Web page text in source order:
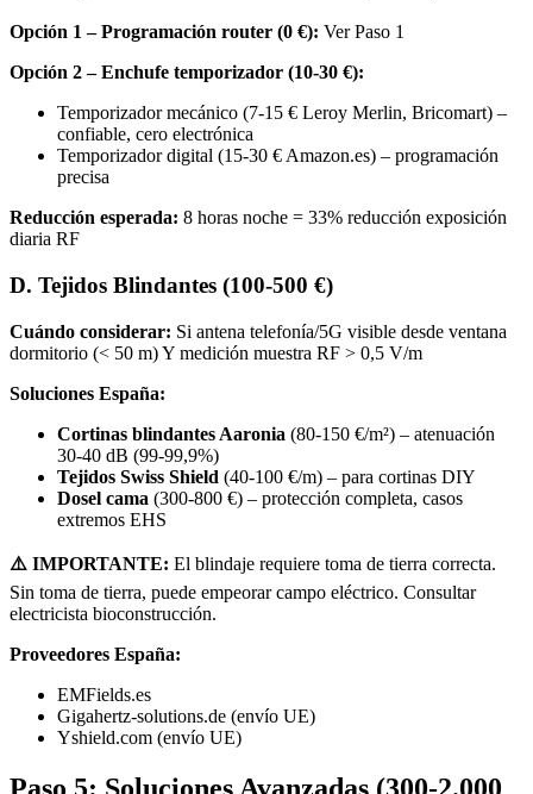
Opción 1 – Programación router (0 €): Ver Paso 1
Opción 2 – Enchufe temporizador (10-30 €):
Temporizador mecánico (7-15 € Leroy Merlin, Bricomart) –
confiable, cero electrónica
Temporizador digital (15-30 € Amazon.es) – programación
precisa
Reducción esperada: 8 horas noche = 33% reducción exposición
diaria RF
D. Tejidos Blindantes (100-500 €)
Cuándo considerar: Si antena telefonía/5G visible desde ventana
dormitorio (< 50 m) Y medición muestra RF > 0,5 V/m
Soluciones España:
Cortinas blindantes Aaronia (80-150 €/m²) – atenuación
30-40 dB (99-99,9%)
Tejidos Swiss Shield (40-100 €/m) – para cortinas DIY
Dosel cama (300-800 €) – protección completa, casos
extremos EHS
⚠️ IMPORTANTE: El blindaje requiere toma de tierra correcta.
Sin toma de tierra, puede empeorar campo eléctrico. Consultar
electricista bioconstrucción.
Proveedores España:
EMFields.es
Gigahertz-solutions.de (envío UE)
Yshield.com (envío UE)
Paso 5: Soluciones Avanzadas (300-2.000